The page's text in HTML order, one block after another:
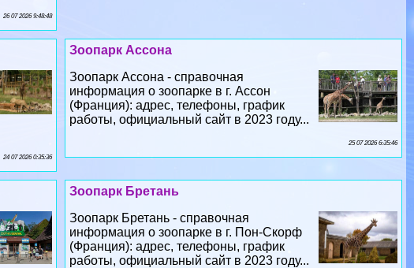
26 07 2026 9:48:48
Зоопарк Ассона
Зоопарк Ассона - справочная
информация о зоопарке в г. Ассон
(Франция): адрес, телефоны, график
работы, официальный сайт в 2023 году...
25 07 2026 6:35:46
24 07 2026 0:35:36
Зоопарк Бретань
Зоопарк Бретань - справочная
информация о зоопарке в г. Пон-Скорф
(Франция): адрес, телефоны, график
работы, официальный сайт в 2023 году...